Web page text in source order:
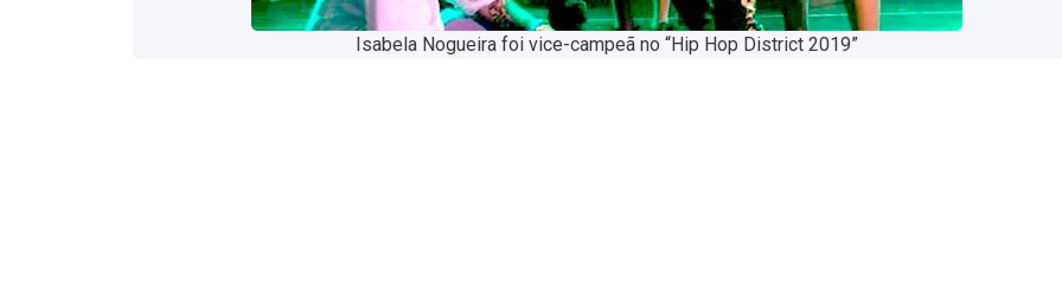
Isabela Nogueira foi vice-campeã no “Hip Hop District 2019”